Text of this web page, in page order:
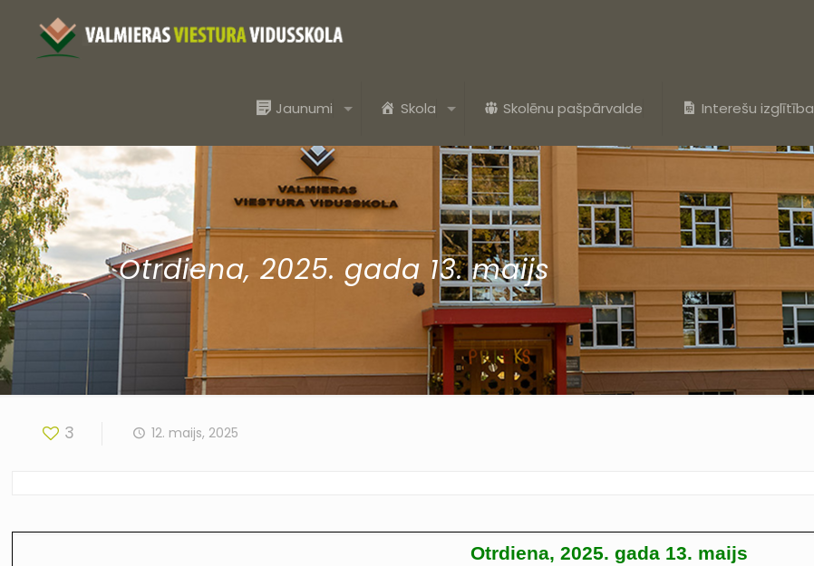
Jaunumi Skola Skolēnu pašpārvalde Interešu izglītība
Otrdiena, 2025. gada 13. maijs
3 12. maijs, 2025
Otrdiena, 2025. gada 13. maijs